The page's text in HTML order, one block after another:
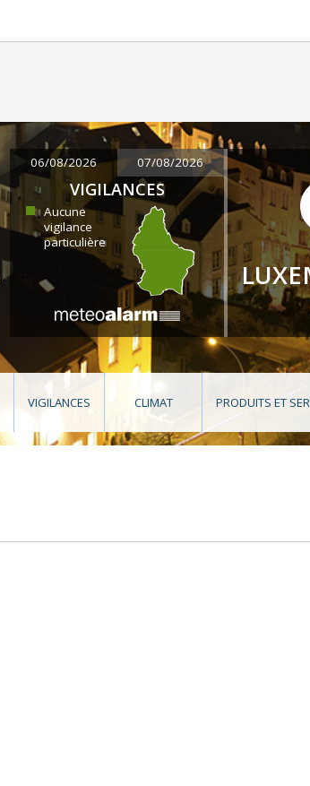
06/08/2026 07/08/2026
VIGILANCES
Aucune
vigilance
particulière
VIGILANCES CLIMAT PRODUITS ET